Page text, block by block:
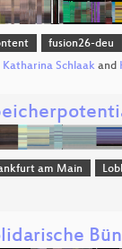
fusion26-deu
Katharina Schlaak and
am Main